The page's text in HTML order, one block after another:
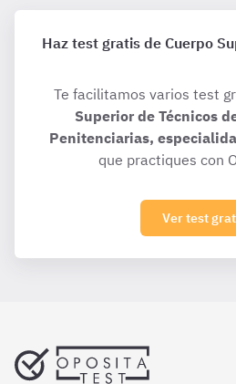
Haz test gratis de Cuerpo
Te facilitamos varios test
Superior de Técnicos
Penitenciarias,
que practiques con
Ver test